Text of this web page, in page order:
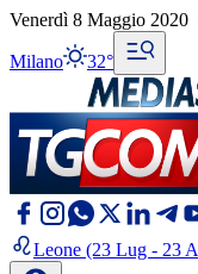
Venerdì 8 Maggio 2020
Milano 32°
Leone (23 Lug - 23